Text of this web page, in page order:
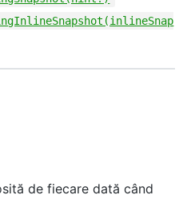
de fiecare dată când